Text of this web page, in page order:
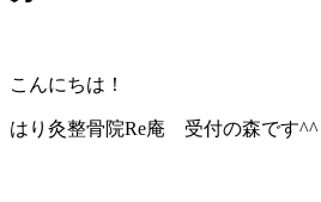
こんにちは！
はり灸整骨院Re庵 受付の森です^^